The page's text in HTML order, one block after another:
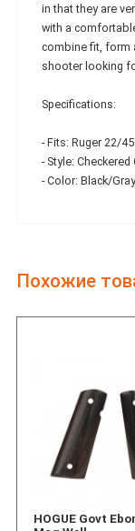
in that they are
with a
combine fit, form
shooter looking
Specifications:
- Fits: Ruger 22/45
- Style: Checkered
- Color: Black/Gray
Похожие
HOGUE Govt